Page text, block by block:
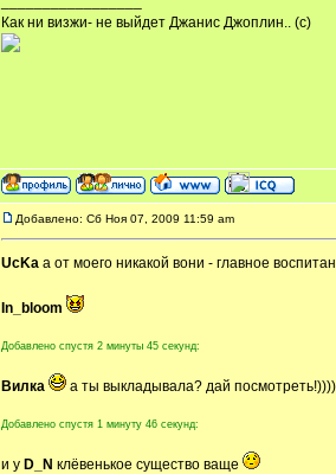
Как ни визжи- не выйдет Джанис Джоплин.. (с)
Добавлено: Сб Ноя 07, 2009 11:59 am
UcKa а от моего никакой вони - главное
In_bloom
Добавлено спустя 2 минуты 45 секунд:
Вилка а ты выкладывала? дай
Добавлено спустя 1 минуту 46 секунд:
и у D_N клёвенькое существо ваще